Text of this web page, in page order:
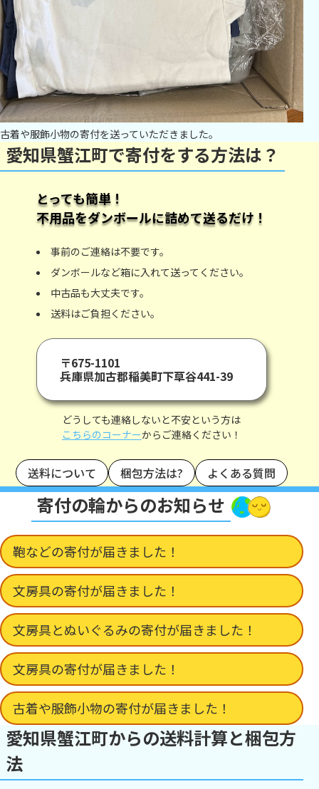
古着や服飾小物の寄付を送っていただきました。
愛知県蟹江町で寄付をする方法は？
とっても簡単！
不用品をダンボールに詰めて送るだけ！
事前のご連絡は不要です。
ダンボールなど箱に入れて送ってください。
中古品も大丈夫です。
送料はご負担ください。
〒675-1101
兵庫県加古郡稲美町下草谷441-39
どうしても連絡しないと不安という方は
こちらのコーナーからご連絡ください！
送料について 梱包方法は? よくある質問
寄付の輪からのお知らせ
鞄などの寄付が届きました！
文房具の寄付が届きました！
文房具とぬいぐるみの寄付が届きました！
文房具の寄付が届きました！
古着や服飾小物の寄付が届きました！
愛知県蟹江町からの送料計算と梱包方
法